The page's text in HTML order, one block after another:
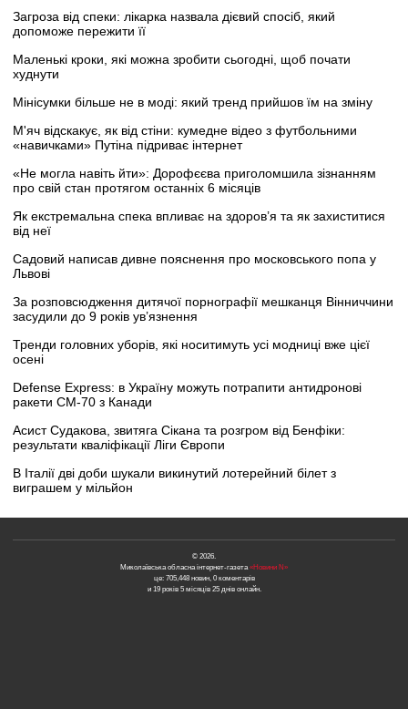
Загроза від спеки: лікарка назвала дієвий спосіб, який
допоможе пережити її
Маленькі кроки, які можна зробити сьогодні, щоб почати
худнути
Мінісумки більше не в моді: який тренд прийшов їм на зміну
М'яч відскакує, як від стіни: кумедне відео з футбольними
«навичками» Путіна підриває інтернет
«Не могла навіть йти»: Дорофєєва приголомшила зізнанням
про свій стан протягом останніх 6 місяців
Як екстремальна спека впливає на здоров’я та як захиститися
від неї
Садовий написав дивне пояснення про московського попа у
Львові
За розповсюдження дитячої порнографії мешканця Вінниччини
засудили до 9 років ув’язнення
Тренди головних уборів, які носитимуть усі модниці вже цієї
осені
Defense Express: в Україну можуть потрапити антидронові
ракети CM-70 з Канади
Асист Судакова, звитяга Сікана та розгром від Бенфіки:
результати кваліфікації Ліги Європи
В Італії дві доби шукали викинутий лотерейний білет з
виграшем у мільйон
© 2026.
Миколаївська обласна інтернет-газета«Новини N»
це: 705,448 новин, 0 коментарів
и 19 років 5 місяців 25 днів онлайн.